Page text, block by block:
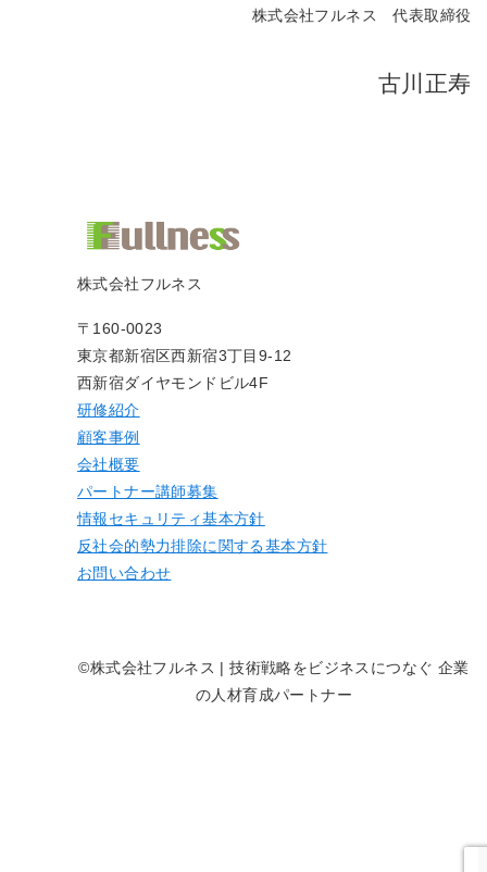
株式会社フルネス 代表取締役
古川正寿
株式会社フルネス
〒160-0023
東京都新宿区西新宿3丁目9-12
西新宿ダイヤモンドビル4F
研修紹介
顧客事例
会社概要
パートナー講師募集
情報セキュリティ基本方針
反社会的勢力排除に関する基本方針
お問い合わせ
©株式会社フルネス | 技術戦略をビジネスにつなぐ 企業
の人材育成パートナー